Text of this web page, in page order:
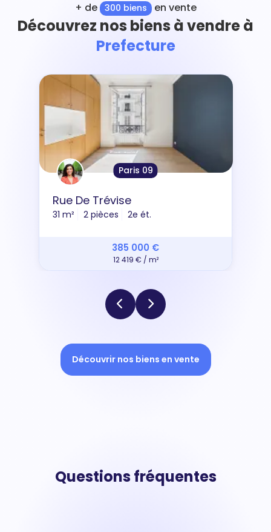
+ de 300 biens en vente
Découvrez nos biens à vendre à
Prefecture
Paris 09
Rue De Trévise
31 m² 2 pièces 2e ét.
385 000 €
12 419 € / m²
Découvrir nos biens en vente
Questions fréquentes